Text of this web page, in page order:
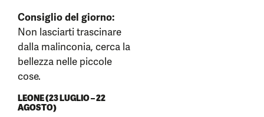
Consiglio del giorno:
Non lasciarti trascinare
dalla malinconia, cerca la
bellezza nelle piccole
cose.
LEONE (23 LUGLIO – 22
AGOSTO)